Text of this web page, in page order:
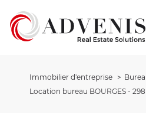
Immobilier d'entreprise
Location bureau BOURGES -